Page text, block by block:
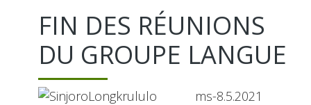
FIN DES RÉUNIONS
DU GROUPE LANGUE
ms-8.5.2021